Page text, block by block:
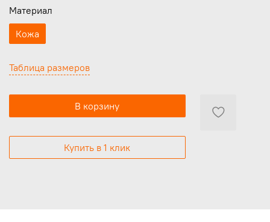
Таблица размеров
В корзину
Купить в 1 клик
Материал
Кожа